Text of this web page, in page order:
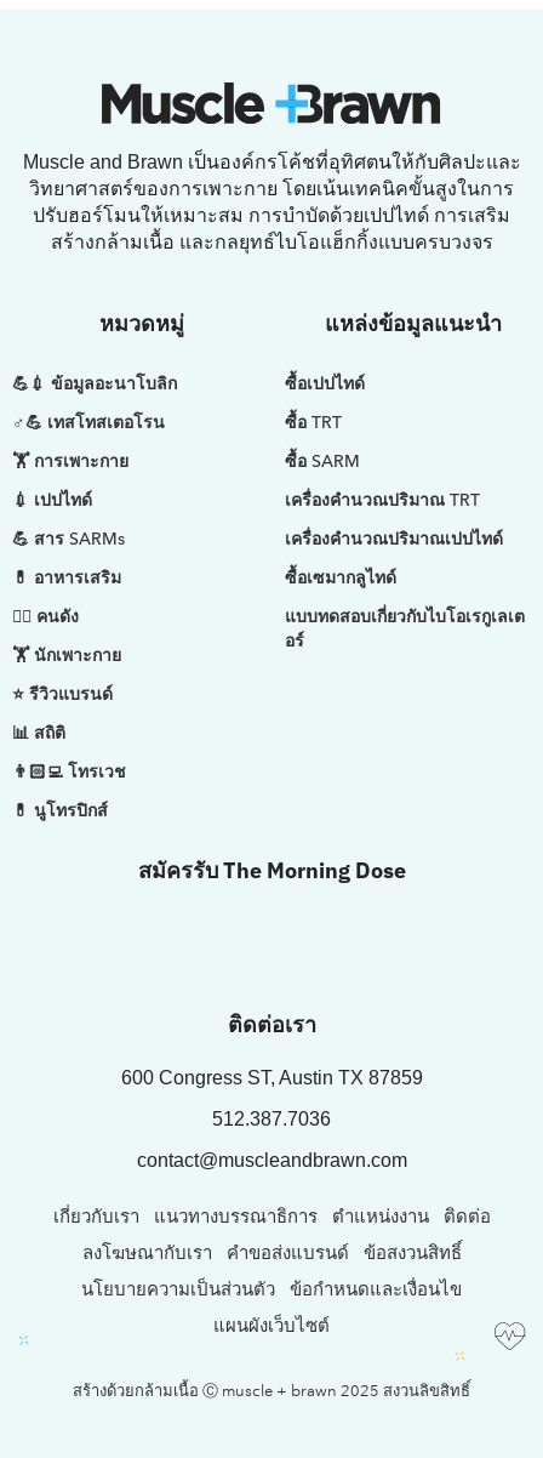
Muscle and Brawn เป็นองค์กรโค้ชที่อุทิศตนให้กับศิลปะและ
วิทยาศาสตร์ของการเพาะกาย โดยเน้นเทคนิคขั้นสูงในการ
ปรับฮอร์โมนให้เหมาะสม การบำบัดด้วยเปปไทด์ การเสริม
สร้างกล้ามเนื้อ และกลยุทธ์ไบโอแฮ็กกิ้งแบบครบวงจร
หมวดหมู่
💪💉 ข้อมูลอะนาโบลิก
♂💪 เทสโทสเตอโรน
🏋️ การเพาะกาย
💉 เปปไทด์
💪 สาร SARMs
💊 อาหารเสริม
🤵‍♂️ คนดัง
🏋️ นักเพาะกาย
⭐ รีวิวแบรนด์
📊 สถิติ
👨🏻‍💻 โทรเวช
💊 นูโทรปิกส์
แหล่งข้อมูลแนะนำ
ซื้อเปปไทด์
ซื้อ TRT
ซื้อ SARM
เครื่องคำนวณปริมาณ TRT
เครื่องคำนวณปริมาณเปปไทด์
ซื้อเซมากลูไทด์
แบบทดสอบเกี่ยวกับไบโอเรกูเลเต
อร์
สมัครรับ The Morning Dose
ติดต่อเรา
600 Congress ST, Austin TX 87859
512.387.7036
contact@muscleandbrawn.com
เกี่ยวกับเรา แนวทางบรรณาธิการ ตำแหน่งงาน
ติดต่อ
ลงโฆษณากับเรา
คำขอส่งแบรนด์
ข้อสงวนสิทธิ์
นโยบายความเป็นส่วนตัว
ข้อกำหนดและเงื่อนไข
แผนผังเว็บไซต์
สร้างด้วยกล้ามเนื้อ Ⓒ muscle + brawn 2025 สงวนลิขสิทธิ์